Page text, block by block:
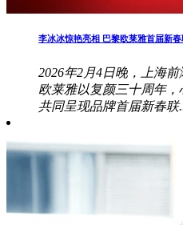
李冰冰惊艳亮相 巴黎欧莱雅首届新
2026年2月4日晚，上海
欧莱雅以复颜三十周年
共同呈现品牌首届新春联